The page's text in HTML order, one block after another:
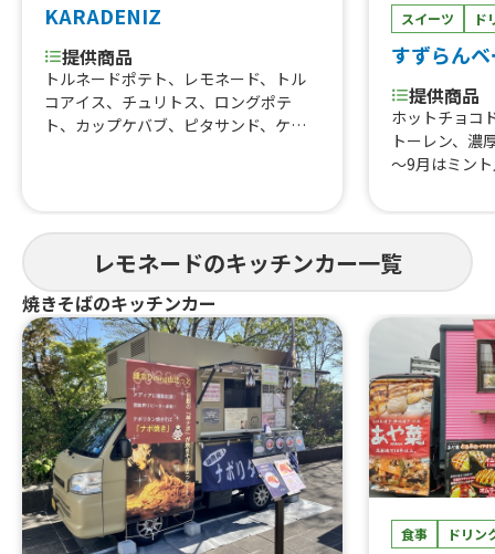
KARADENIZ
提供商品
トルネードポテト、レモネード、トル
コアイス、チュリトス、ロングポテ
ト、カップケバブ、ピタサンド、ケバ
スイーツ ド
すずらん
提供商品
ホットチョコ
トーレン、濃
～9月はミン
モンのレモネ
シューアイス
レモネードのキッチンカー一覧
焼きそばのキッチンカー
食事 ドリン